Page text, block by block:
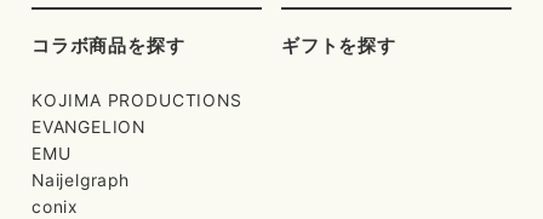
コラボ商品を探す
KOJIMA PRODUCTIONS
EVANGELION
EMU
Naijelgraph
conix
ギフトを探す